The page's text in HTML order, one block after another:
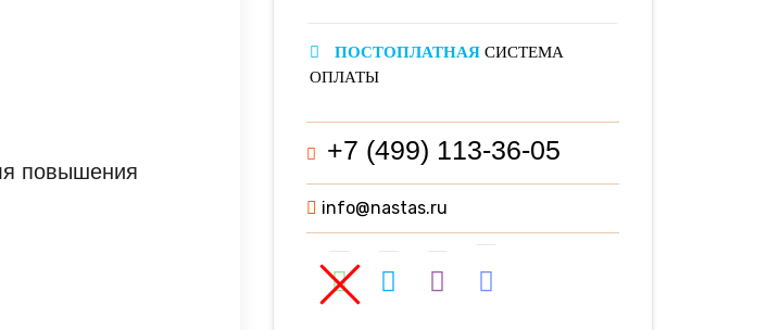
повышения
ПОСТОПЛАТНАЯ СИСТЕМА
ОПЛАТЫ
+7 (499) 113-36-05
info@nastas.ru